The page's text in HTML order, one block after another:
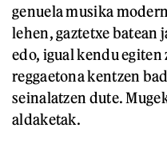
genuela musika
lehen, gaztetxe batean
edo, igual kendu
reggaetona kentzen
seinalatzen dute.
aldaketak.